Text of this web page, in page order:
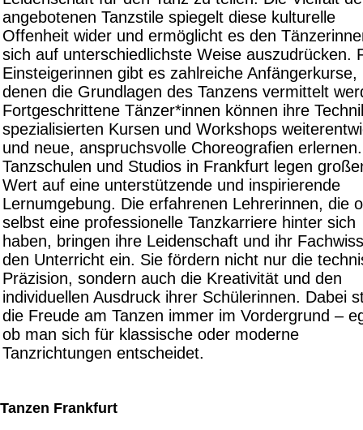
angebotenen Tanzstile spiegelt diese kulturelle
Offenheit wider und ermöglicht es den
sich auf unterschiedlichste Weise auszudrücken.
Einsteigerinnen gibt es zahlreiche Anfängerkurse,
denen die Grundlagen des Tanzens vermittelt
Fortgeschrittene Tänzer*innen können ihre
spezialisierten Kursen und Workshops
und neue, anspruchsvolle Choreografien
Tanzschulen und Studios in Frankfurt legen
Wert auf eine unterstützende und inspirierende
Lernumgebung. Die erfahrenen Lehrerinnen, die
selbst eine professionelle Tanzkarriere hinter sich
haben, bringen ihre Leidenschaft und ihr
den Unterricht ein. Sie fördern nicht nur die
Präzision, sondern auch die Kreativität und den
individuellen Ausdruck ihrer Schülerinnen. Dabei
die Freude am Tanzen immer im Vordergrund –
ob man sich für klassische oder moderne
Tanzrichtungen entscheidet.
Tanzen Frankfurt